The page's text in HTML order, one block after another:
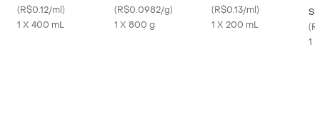
Hora do Sono 400ml
(R$0.12/ml)
1 X 400 mL
(R$0.0982/g)
1 X 800 g
do Sono 200ml
(R$0.13/ml)
1 X 200 mL
(